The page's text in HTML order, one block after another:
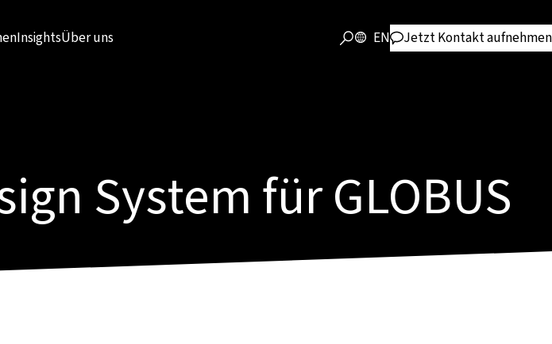
InsightsÜber uns EN Jetzt Kontakt aufnehmen
System für GLOBUS